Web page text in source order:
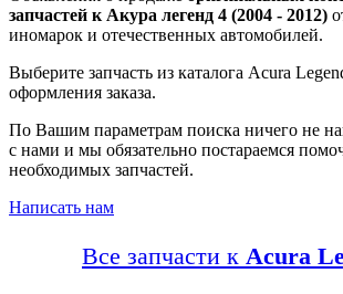
запчастей к Акура легенд 4 (2004 - 2012)
иномарок и отечественных автомобилей.
Выберите запчасть из каталога Acura
оформления заказа.
По Вашим параметрам поиска ничего не
с нами и мы обязательно постараемся
необходимых запчастей.
Написать нам
Все запчасти к Acura